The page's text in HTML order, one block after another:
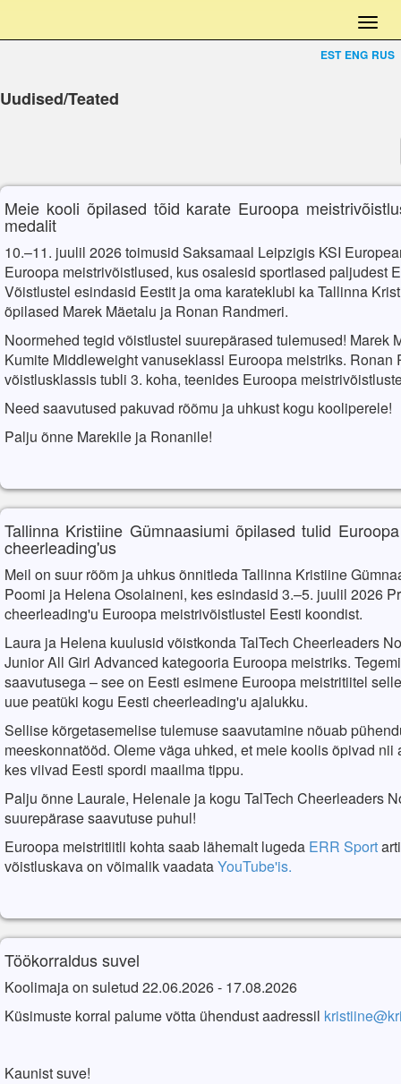
EST ENG RUS
Uudised/Teated
Meie kooli õpilased tõid karate Euroopa
medalit
10.–11. juulil 2026 toimusid Saksamaal Leipzigis KSI
Euroopa meistrivõistlused, kus osalesid sportlased paljudest
Võistlustel esindasid Eestit ja oma karateklubi ka Tallinna
õpilased Marek Mäetalu ja Ronan Randmeri.
Noormehed tegid võistlustel suurepärased tulemused! Marek
Kumite Middleweight vanuseklassi Euroopa meistriks. Ronan
võistlusklassis tubli 3. koha, teenides Euroopa
Need saavutused pakuvad rõõmu ja uhkust kogu kooliperele!
Palju õnne Marekile ja Ronanile!
Tallinna Kristiine Gümnaasiumi õpilased tulid
cheerleading'us
Meil on suur rõõm ja uhkus õnnitleda Tallinna Kristiine
Poomi ja Helena Osolaineni, kes esindasid 3.–5. juulil 2026
cheerleading'u Euroopa meistrivõistlustel Eesti koondist.
Laura ja Helena kuulusid võistkonda TalTech Cheerleaders
Junior All Girl Advanced kategooria Euroopa meistriks.
saavutusega – see on Eesti esimene Euroopa meistritiitel
uue peatüki kogu Eesti cheerleading'u ajalukku.
Sellise kõrgetasemelise tulemuse saavutamine nõuab
meeskonnatööd. Oleme väga uhked, et meie koolis õpivad
kes viivad Eesti spordi maailma tippu.
Palju õnne Laurale, Helenale ja kogu TalTech Cheerleaders
suurepärase saavutuse puhul!
Euroopa meistritiitli kohta saab lähemalt lugeda ERR Sport
võistluskava on võimalik vaadataYouTube'is.
Töökorraldus suvel
Koolimaja on suletud 22.06.2026 - 17.08.2026
Küsimuste korral palume võtta ühendust aadressil
Kaunist suve!